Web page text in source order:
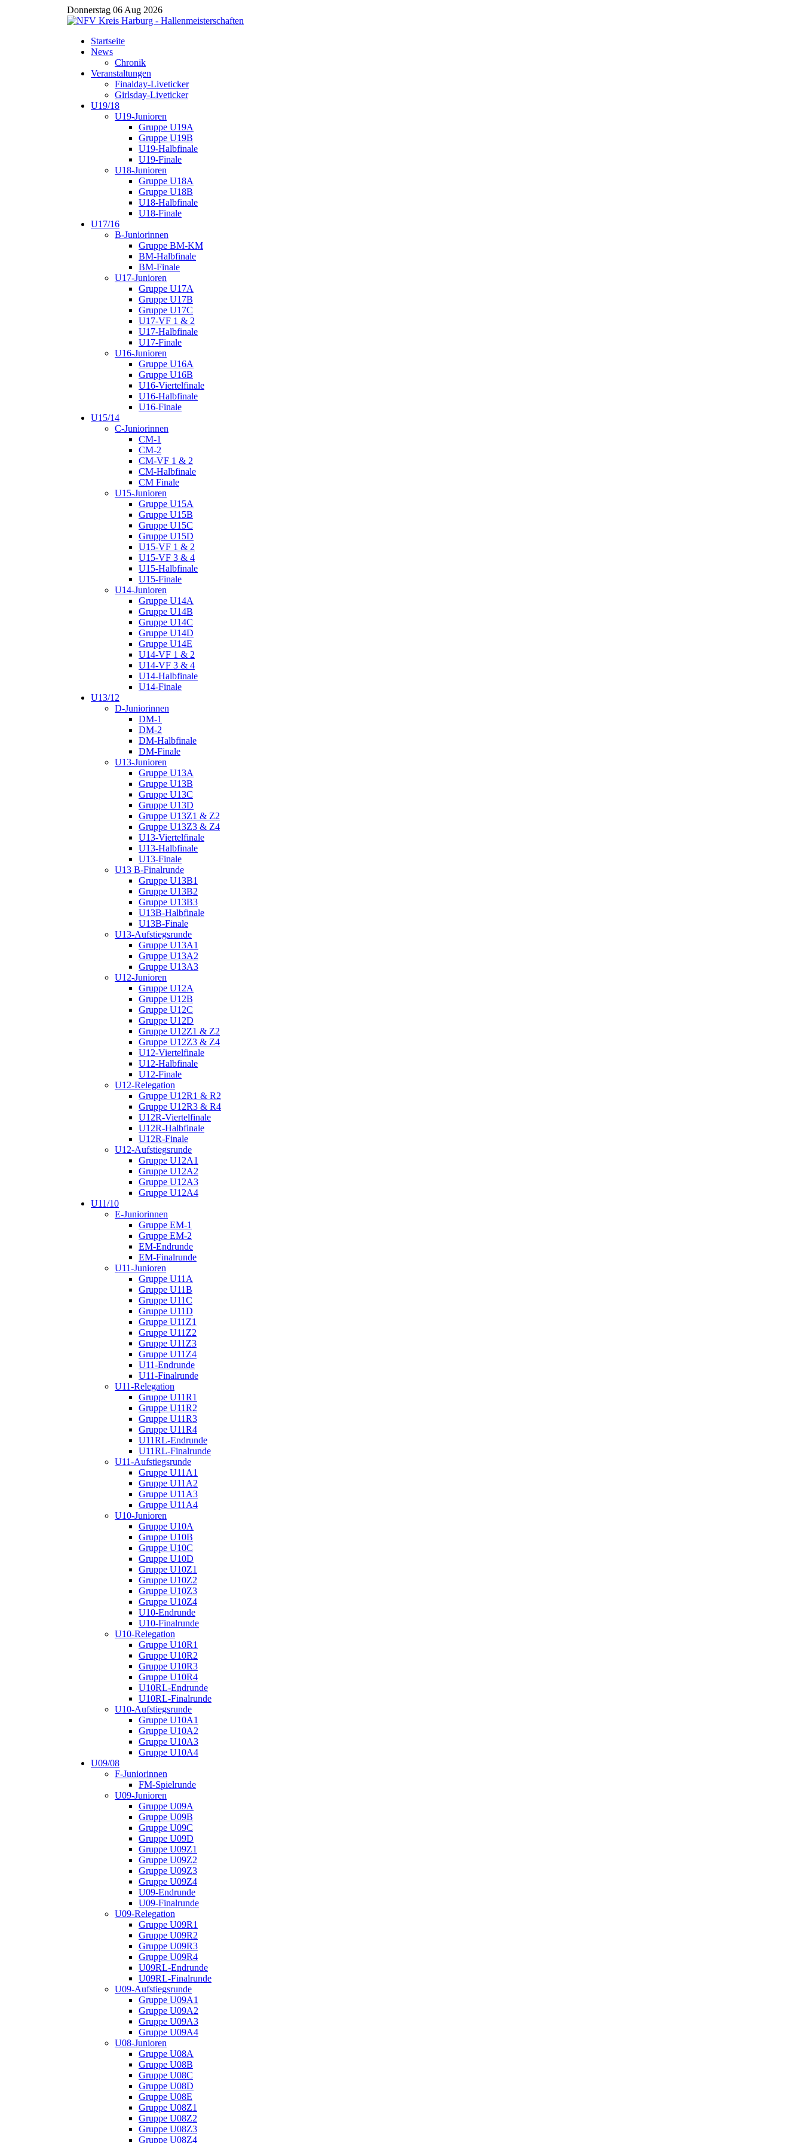
Donnerstag 06 Aug 2026
Startseite
News
Chronik
Veranstaltungen
Finalday-Liveticker
Girlsday-Liveticker
U19/18
U19-Junioren
Gruppe U19A
Gruppe U19B
U19-Halbfinale
U19-Finale
U18-Junioren
Gruppe U18A
Gruppe U18B
U18-Halbfinale
U18-Finale
U17/16
B-Juniorinnen
Gruppe BM-KM
BM-Halbfinale
BM-Finale
U17-Junioren
Gruppe U17A
Gruppe U17B
Gruppe U17C
U17-VF 1 & 2
U17-Halbfinale
U17-Finale
U16-Junioren
Gruppe U16A
Gruppe U16B
U16-Viertelfinale
U16-Halbfinale
U16-Finale
U15/14
C-Juniorinnen
CM-1
CM-2
CM-VF 1 & 2
CM-Halbfinale
CM Finale
U15-Junioren
Gruppe U15A
Gruppe U15B
Gruppe U15C
Gruppe U15D
U15-VF 1 & 2
U15-VF 3 & 4
U15-Halbfinale
U15-Finale
U14-Junioren
Gruppe U14A
Gruppe U14B
Gruppe U14C
Gruppe U14D
Gruppe U14E
U14-VF 1 & 2
U14-VF 3 & 4
U14-Halbfinale
U14-Finale
U13/12
D-Juniorinnen
DM-1
DM-2
DM-Halbfinale
DM-Finale
U13-Junioren
Gruppe U13A
Gruppe U13B
Gruppe U13C
Gruppe U13D
Gruppe U13Z1 & Z2
Gruppe U13Z3 & Z4
U13-Viertelfinale
U13-Halbfinale
U13-Finale
U13 B-Finalrunde
Gruppe U13B1
Gruppe U13B2
Gruppe U13B3
U13B-Halbfinale
U13B-Finale
U13-Aufstiegsrunde
Gruppe U13A1
Gruppe U13A2
Gruppe U13A3
U12-Junioren
Gruppe U12A
Gruppe U12B
Gruppe U12C
Gruppe U12D
Gruppe U12Z1 & Z2
Gruppe U12Z3 & Z4
U12-Viertelfinale
U12-Halbfinale
U12-Finale
U12-Relegation
Gruppe U12R1 & R2
Gruppe U12R3 & R4
U12R-Viertelfinale
U12R-Halbfinale
U12R-Finale
U12-Aufstiegsrunde
Gruppe U12A1
Gruppe U12A2
Gruppe U12A3
Gruppe U12A4
U11/10
E-Juniorinnen
Gruppe EM-1
Gruppe EM-2
EM-Endrunde
EM-Finalrunde
U11-Junioren
Gruppe U11A
Gruppe U11B
Gruppe U11C
Gruppe U11D
Gruppe U11Z1
Gruppe U11Z2
Gruppe U11Z3
Gruppe U11Z4
U11-Endrunde
U11-Finalrunde
U11-Relegation
Gruppe U11R1
Gruppe U11R2
Gruppe U11R3
Gruppe U11R4
U11RL-Endrunde
U11RL-Finalrunde
U11-Aufstiegsrunde
Gruppe U11A1
Gruppe U11A2
Gruppe U11A3
Gruppe U11A4
U10-Junioren
Gruppe U10A
Gruppe U10B
Gruppe U10C
Gruppe U10D
Gruppe U10Z1
Gruppe U10Z2
Gruppe U10Z3
Gruppe U10Z4
U10-Endrunde
U10-Finalrunde
U10-Relegation
Gruppe U10R1
Gruppe U10R2
Gruppe U10R3
Gruppe U10R4
U10RL-Endrunde
U10RL-Finalrunde
U10-Aufstiegsrunde
Gruppe U10A1
Gruppe U10A2
Gruppe U10A3
Gruppe U10A4
U09/08
F-Juniorinnen
FM-Spielrunde
U09-Junioren
Gruppe U09A
Gruppe U09B
Gruppe U09C
Gruppe U09D
Gruppe U09Z1
Gruppe U09Z2
Gruppe U09Z3
Gruppe U09Z4
U09-Endrunde
U09-Finalrunde
U09-Relegation
Gruppe U09R1
Gruppe U09R2
Gruppe U09R3
Gruppe U09R4
U09RL-Endrunde
U09RL-Finalrunde
U09-Aufstiegsrunde
Gruppe U09A1
Gruppe U09A2
Gruppe U09A3
Gruppe U09A4
U08-Junioren
Gruppe U08A
Gruppe U08B
Gruppe U08C
Gruppe U08D
Gruppe U08E
Gruppe U08Z1
Gruppe U08Z2
Gruppe U08Z3
Gruppe U08Z4